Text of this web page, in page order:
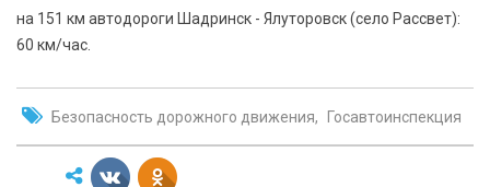
на 151 км автодороги Шадринск - Ялуторовск (село Рассвет):
60 км/час.
Безопасность дорожного движения Госавтоинспекция